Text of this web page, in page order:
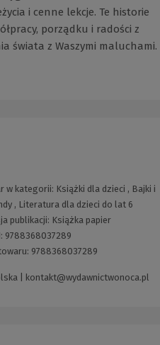
i cenne lekcje. Te historie
porządku i radości z
świata z Waszymi maluchami.
w kategorii: Książki dla dzieci , Bajki i
, Literatura dla dzieci do lat 6
publikacji: Książka papier
9788368037289
9788368037289
| kontakt@wydawnictwonoca.pl